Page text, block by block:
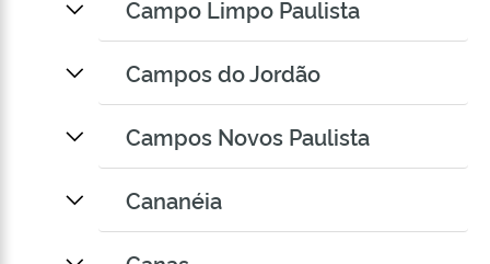
Campo Limpo Paulista
Campos do Jordão
Campos Novos Paulista
Cananéia